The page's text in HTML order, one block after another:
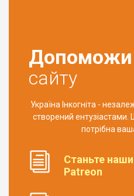
Допоможи
сайту
Україна Інкогніта -
створений
потрібна
Станьте
Patreon